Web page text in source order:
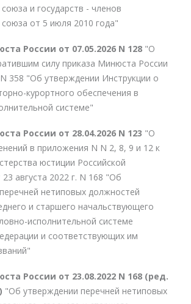
и государств - членов
от 5 июля 2010 года"
России от 07.05.2026 N 128 "О
силу приказа Минюста России
358 "Об утверждении Инструкции о
курортного обеспечения в
системе"
России от 28.04.2026 N 123 "О
в приложения N N 2, 8, 9 и 12 к
юстиции Российской
августа 2022 г. N 168 "Об
нетиповых должностей
и старшего начальствующего
исполнительной системе
и соответствующих им
России от 23.08.2022 N 168 (ред.
"Об утверждении перечней нетиповых